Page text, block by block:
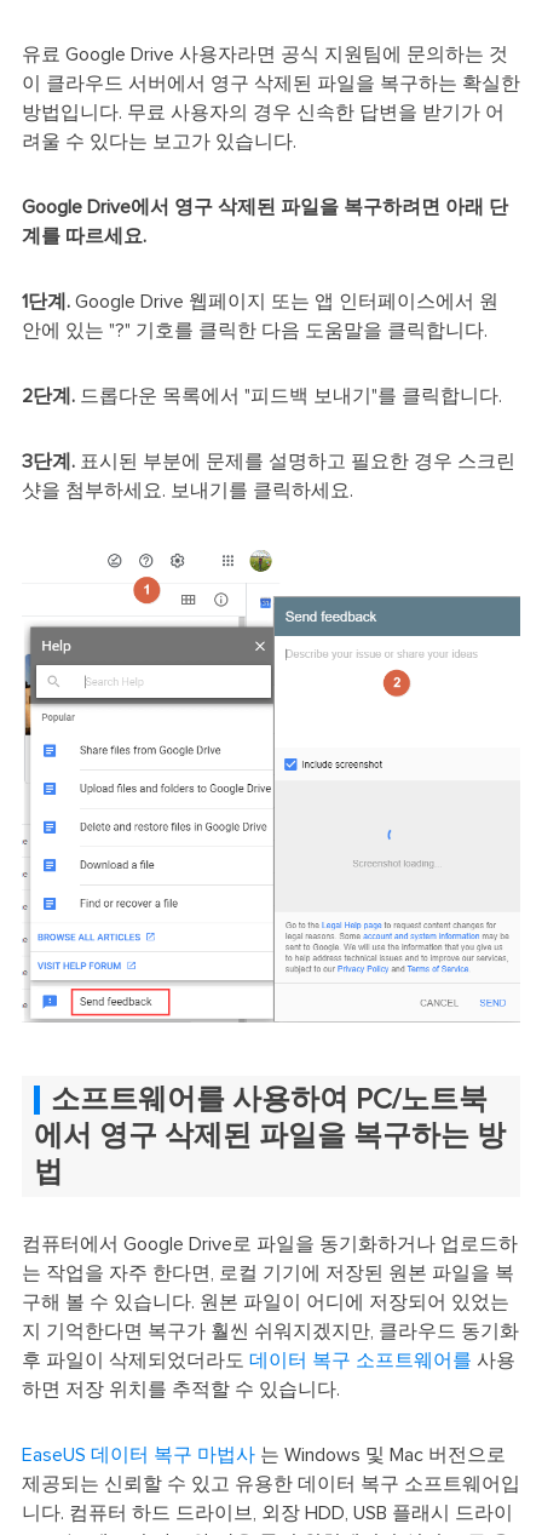
유료 Google Drive 사용자라면 공식 지원팀에 문의하는 것
이 클라우드 서버에서 영구 삭제된 파일을 복구하는 확실한
방법입니다. 무료 사용자의 경우 신속한 답변을 받기가 어
려울 수 있다는 보고가 있습니다.
Google Drive에서 영구 삭제된 파일을 복구하려면 아래 단
계를 따르세요.
1단계.Google Drive 웹페이지 또는 앱 인터페이스에서 원
안에 있는 "?" 기호를 클릭한 다음 도움말을 클릭합니다.
2단계.드롭다운 목록에서 "피드백 보내기"를 클릭합니다.
3단계.표시된 부분에 문제를 설명하고 필요한 경우 스크린
샷을 첨부하세요. 보내기를 클릭하세요.
소프트웨어를 사용하여 PC/노트북
에서 영구 삭제된 파일을 복구하는 방
법
컴퓨터에서 Google Drive로 파일을 동기화하거나 업로드하
는 작업을 자주 한다면, 로컬 기기에 저장된 원본 파일을 복
구해 볼 수 있습니다. 원본 파일이 어디에 저장되어 있었는
지 기억한다면 복구가 훨씬 쉬워지겠지만, 클라우드 동기화
후 파일이 삭제되었더라도 데이터 복구 소프트웨어를 사용
하면 저장 위치를 추적할 수 있습니다.
EaseUS 데이터 복구 마법사는 Windows 및 Mac 버전으로
제공되는 신뢰할 수 있고 유용한 데이터 복구 소프트웨어입
니다. 컴퓨터 하드 드라이브, 외장 HDD, USB 플래시 드라이